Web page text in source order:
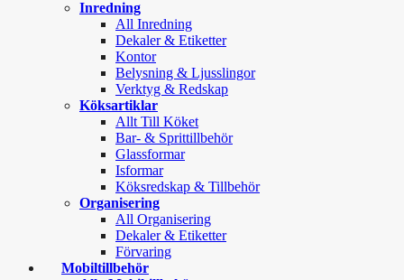
Inredning
All Inredning
Dekaler & Etiketter
Kontor
Belysning & Ljusslingor
Verktyg & Redskap
Köksartiklar
Allt Till Köket
Bar- & Sprittillbehör
Glassformar
Isformar
Köksredskap & Tillbehör
Organisering
All Organisering
Dekaler & Etiketter
Förvaring
Mobiltillbehör